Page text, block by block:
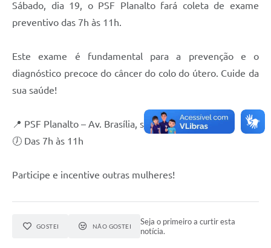
Sábado, dia 19, o PSF Planalto fará coleta de exame
preventivo das 7h às 11h.
Este exame é fundamental para a prevenção e o
diagnóstico precoce do câncer do colo do útero. Cuide da
sua saúde!
📍 PSF Planalto – Av. Brasília, s/n.
🕖 Das 7h às 11h
Participe e incentive outras mulheres!
GOSTEI NÃO GOSTEI
Seja o primeiro a curtir esta
notícia.